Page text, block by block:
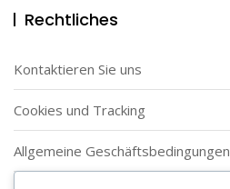
Rechtliches
Kontaktieren Sie uns
Cookies und Tracking
Allgemeine Geschäftsbedingungen